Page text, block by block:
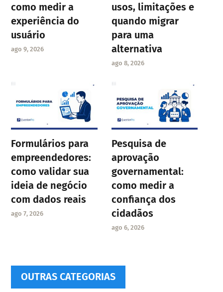
como medir a
experiência do
usuário
ago 9, 2026
usos, limitações e
quando migrar
para uma
alternativa
ago 8, 2026
Formulários para
empreendedores:
como validar sua
ideia de negócio
com dados reais
ago 7, 2026
Pesquisa de
aprovação
governamental:
como medir a
confiança dos
cidadãos
ago 6, 2026
OUTRAS CATEGORIAS